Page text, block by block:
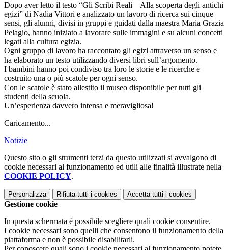
Dopo aver letto il testo “Gli Scribi Reali – Alla scoperta degli antichi
egizi” di Nadia Vittori e analizzato un lavoro di ricerca sui cinque
sensi, gli alunni, divisi in gruppi e guidati dalla maestra Maria Grazia
Pelagio, hanno iniziato a lavorare sulle immagini e su alcuni concetti
legati alla cultura egizia.
Ogni gruppo di lavoro ha raccontato gli egizi attraverso un senso e
ha elaborato un testo utilizzando diversi libri sull’argomento.
I bambini hanno poi condiviso tra loro le storie e le ricerche e
costruito una o più scatole per ogni senso.
Con le scatole è stato allestito il museo disponibile per tutti gli
studenti della scuola.
Un’esperienza davvero intensa e meravigliosa!
Caricamento...
Notizie
Questo sito o gli strumenti terzi da questo utilizzati si avvalgono di
cookie necessari al funzionamento ed utili alle finalità illustrate nella
COOKIE POLICY.
Personalizza Rifiuta tutti i cookies Accetta tutti i cookies
Gestione cookie
In questa schermata è possibile scegliere quali cookie consentire.
I cookie necessari sono quelli che consentono il funzionamento della
piattaforma e non è possibile disabilitarli.